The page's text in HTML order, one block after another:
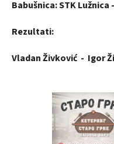
Babušnica: STK Lužnica
Rezultati:
Vladan